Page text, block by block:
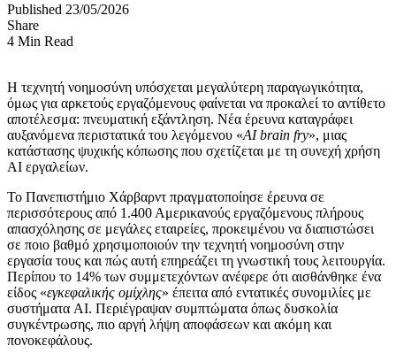
Published 23/05/2026
Share
4 Min Read
Η τεχνητή νοημοσύνη υπόσχεται μεγαλύτερη παραγωγικότητα,
όμως για αρκετούς εργαζόμενους φαίνεται να προκαλεί το αντίθετο
αποτέλεσμα: πνευματική εξάντληση. Νέα έρευνα καταγράφει
αυξανόμενα περιστατικά του λεγόμενου «AI brain fry», μιας
κατάστασης ψυχικής κόπωσης που σχετίζεται με τη συνεχή χρήση
AI εργαλείων.
Το Πανεπιστήμιο Χάρβαρντ πραγματοποίησε έρευνα σε
περισσότερους από 1.400 Αμερικανούς εργαζόμενους πλήρους
απασχόλησης σε μεγάλες εταιρείες, προκειμένου να διαπιστώσει
σε ποιο βαθμό χρησιμοποιούν την τεχνητή νοημοσύνη στην
εργασία τους και πώς αυτή επηρεάζει τη γνωστική τους λειτουργία.
Περίπου το 14% των συμμετεχόντων ανέφερε ότι αισθάνθηκε ένα
είδος «εγκεφαλικής ομίχλης» έπειτα από εντατικές συνομιλίες με
συστήματα AI. Περιέγραψαν συμπτώματα όπως δυσκολία
συγκέντρωσης, πιο αργή λήψη αποφάσεων και ακόμη και
πονοκεφάλους.